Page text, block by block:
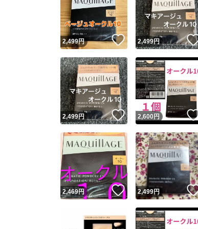
2,499円 いいね！
2,499円
2,499円 いいね！
2,600 円
2,469円 いいね！
2,499円